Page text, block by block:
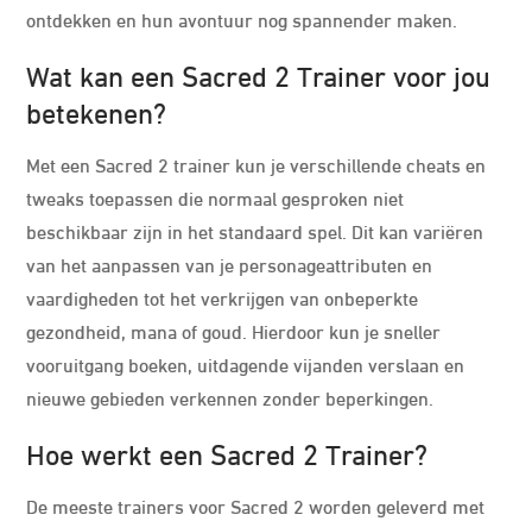
ontdekken en hun avontuur nog spannender maken.
Wat kan een Sacred 2 Trainer voor jou
betekenen?
Met een Sacred 2 trainer kun je verschillende cheats en
tweaks toepassen die normaal gesproken niet
beschikbaar zijn in het standaard spel. Dit kan variëren
van het aanpassen van je personageattributen en
vaardigheden tot het verkrijgen van onbeperkte
gezondheid, mana of goud. Hierdoor kun je sneller
vooruitgang boeken, uitdagende vijanden verslaan en
nieuwe gebieden verkennen zonder beperkingen.
Hoe werkt een Sacred 2 Trainer?
De meeste trainers voor Sacred 2 worden geleverd met